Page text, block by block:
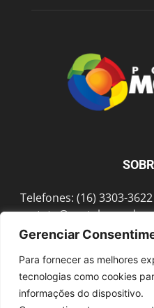
Gerenciar
Para fornecer as melhores
tecnologias como cookies
informações do dispositivo.
Telefones: (16) 3303-
Sex das 8h às 18h /